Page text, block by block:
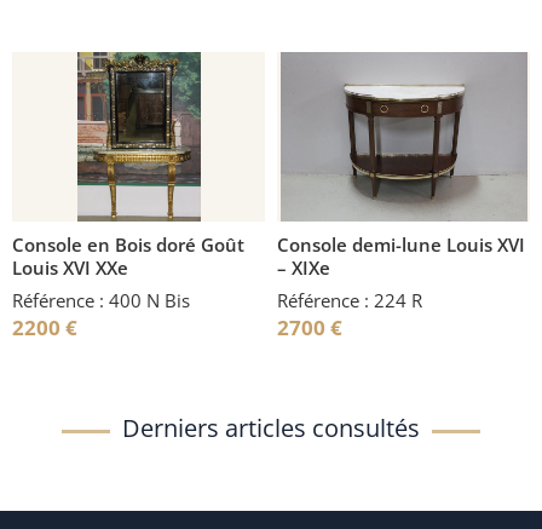
Console en Bois doré Goût
Louis XVI XXe
Référence : 400 N Bis
2200 €
Console demi-lune Louis XVI
– XIXe
Référence : 224 R
2700 €
Derniers articles consultés